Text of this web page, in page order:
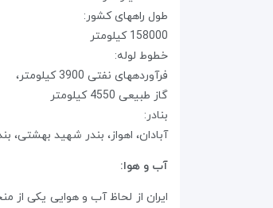
طول راههای کشور:
158000 کیلومتر‌
خطوط لوله‌:
فرآوردههای نفتی 3900 کیلومتر،
گاز طبیعی 4550 کیلومتر
‌بنادر:
آبادان، اهواز، بندر شهید بهشتی،
آب و هوا: